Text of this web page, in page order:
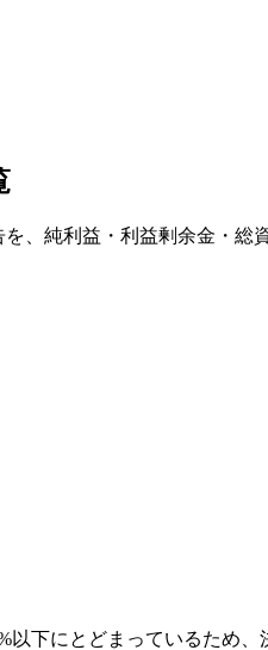
、純利益・利益剰余金・総
下にとどまっているため